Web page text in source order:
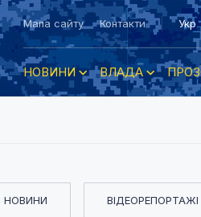
Мапа сайту Контакти Укр
НОВИНИ ВЛАДА
НОВИНИ ВІДЕОРЕПОРТАЖІ